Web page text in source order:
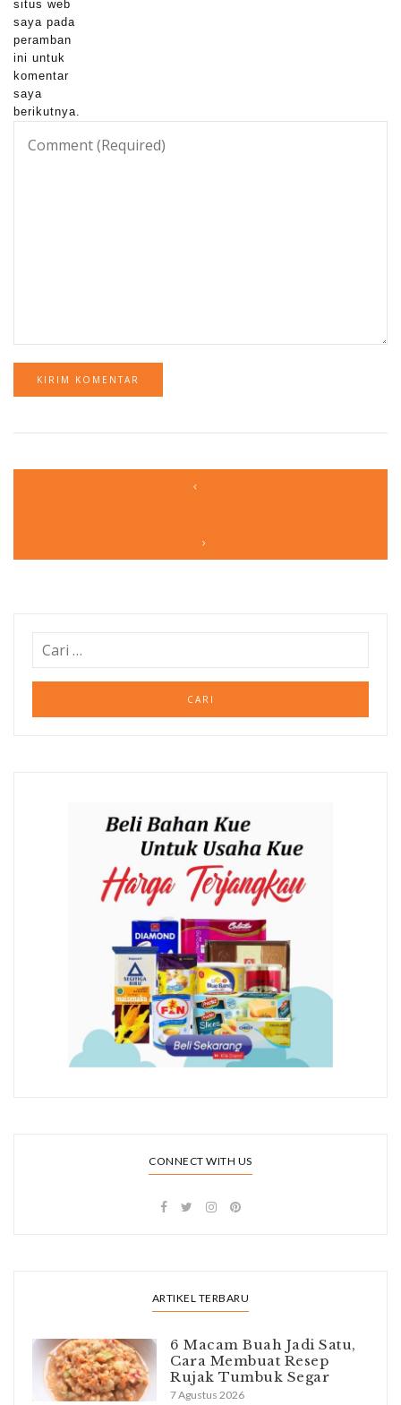
situs web
saya pada
peramban
ini untuk
komentar
saya
berikutnya.
CONNECT WITH US
ARTIKEL TERBARU
6 Macam Buah Jadi Satu,
Cara Membuat Resep
Rujak Tumbuk Segar
7 Agustus 2026